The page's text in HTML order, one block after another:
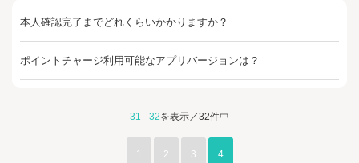
本人確認完了までどれくらいかかりますか？
ポイントチャージ利用可能なアプリバージョンは？
31 - 32を表示／32件中
1 2 3 4